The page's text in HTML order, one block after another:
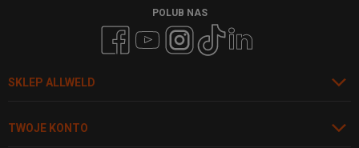
SKLEP ALLWELD
TWOJE KONTO
POLUB NAS